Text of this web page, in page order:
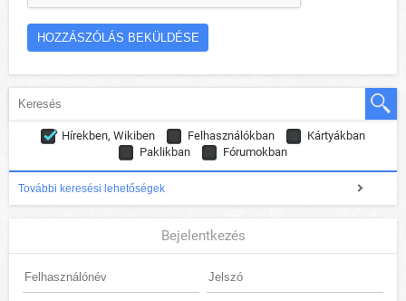
Hírekben, Wikiben Felhasználókban
Kártyákban
Paklikban
Fórumokban
További keresési lehetőségek
Bejelentkezés